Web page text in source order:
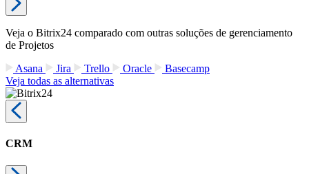
Veja o Bitrix24 comparado com outras soluções de gerenciamento
de Projetos
Asana
Jira Trello Oracle
Basecamp
Veja todas as alternativas
CRM